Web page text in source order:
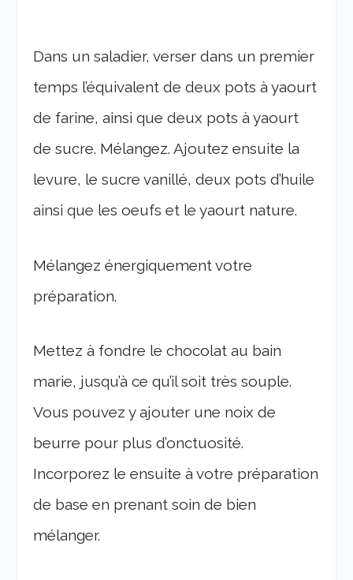
Dans un saladier, verser dans un premier
temps l’équivalent de deux pots à yaourt
de farine, ainsi que deux pots à yaourt
de sucre. Mélangez. Ajoutez ensuite la
levure, le sucre vanillé, deux pots d’huile
ainsi que les oeufs et le yaourt nature.
Mélangez énergiquement votre
préparation.
Mettez à fondre le chocolat au bain
marie, jusqu’à ce qu’il soit très souple.
Vous pouvez y ajouter une noix de
beurre pour plus d’onctuosité.
Incorporez le ensuite à votre préparation
de base en prenant soin de bien
mélanger.